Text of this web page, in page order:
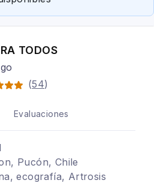
TODOS
(54)
Evaluaciones
Pucón, Chile
ecografía, Artrosis